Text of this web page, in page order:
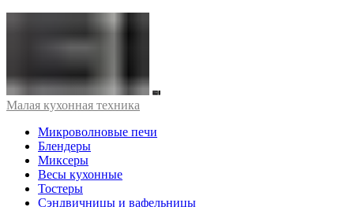
Малая кухонная техника
Микроволновые печи
Блендеры
Миксеры
Весы кухонные
Тостеры
Сэндвичницы и вафельницы